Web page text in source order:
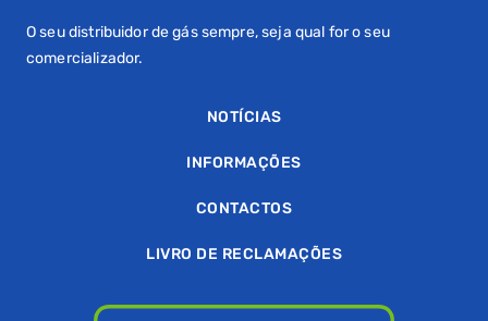
O seu distribuidor de gás sempre, seja qual for o seu
comercializador.
NOTÍCIAS
INFORMAÇÕES
CONTACTOS
LIVRO DE RECLAMAÇÕES